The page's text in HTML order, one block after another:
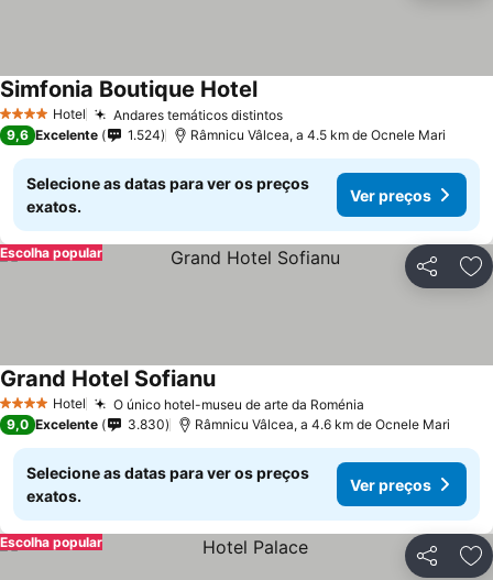
4 EstrelasHotel Andares temáticos distintos
Simfonia Boutique Hotel
9,6 Excelente 1.524 Râmnicu Vâlcea, a 4.5 km de Ocnele Mari
Selecione as datas para ver os preços
exatos.
Ver preços
Partilhar
Escolha popular
4 EstrelasHotel O único hotel-museu de arte da Roménia
Grand Hotel Sofianu
9,0 Excelente 3.830 Râmnicu Vâlcea, a 4.6 km de Ocnele Mari
Selecione as datas para ver os preços
exatos.
Ver preços
Partilhar
Escolha popular